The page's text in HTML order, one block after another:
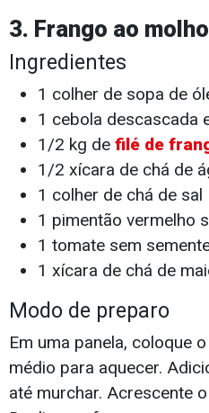
3. Frango ao
Ingredientes
1 colher de sopa de
1 cebola descascada
1/2 kg de filé de
1/2 xícara de chá de
1 colher de chá de sal
1 pimentão vermelho
1 tomate sem
1 xícara de chá de
Modo de preparo
Em uma panela, coloque
médio para aquecer.
até murchar. Acrescente